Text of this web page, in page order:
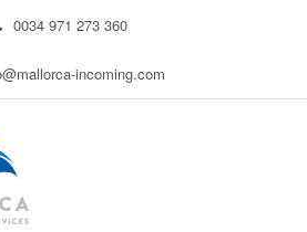
0034 971 273 360
incoming.com